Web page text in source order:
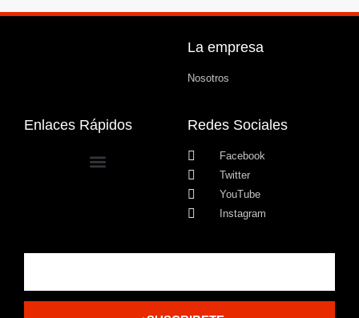
La empresa
Nosotros
Enlaces Rápidos Redes Sociales
Facebook
Twitter
YouTube
Instagram